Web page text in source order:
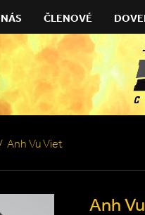
ČLENOVÉ
Anh Vu Viet
Anh